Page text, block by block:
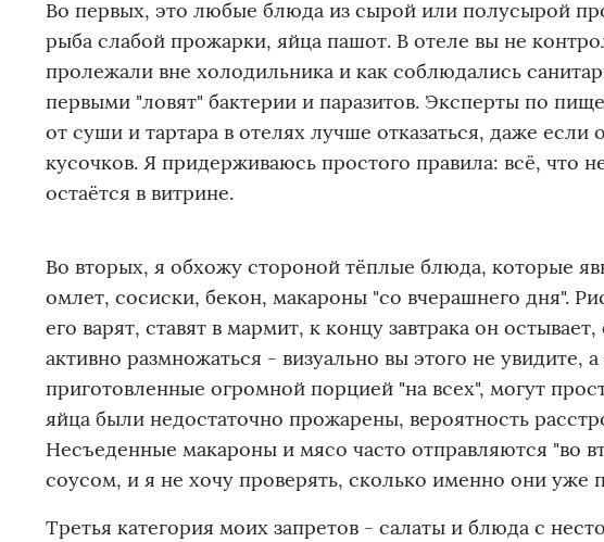
Во первых, это любые блюда из сырой или полусырой
рыба слабой прожарки, яйца пашот. В отеле вы не
пролежали вне холодильника и как соблюдались
первыми "ловят" бактерии и паразитов. Эксперты по
от суши и тартара в отелях лучше отказаться, даже
кусочков. Я придерживаюсь простого правила: всё, что
остаётся в витрине.
Во вторых, я обхожу стороной тёплые блюда, которые
омлет, сосиски, бекон, макароны "со вчерашнего дня".
его варят, ставят в мармит, к концу завтрака он
активно размножаться - визуально вы этого не
приготовленные огромной порцией "на всех", могут
яйца были недостаточно прожарены, вероятность
Несъеденные макароны и мясо часто отправляются "во
соусом, и я не хочу проверять, сколько именно они уже
Третья категория моих запретов - салаты и блюда с